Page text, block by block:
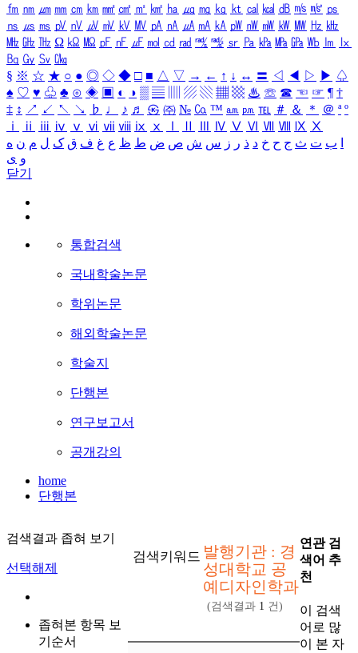
㎙ ㎚ ㎛ ㎜ ㎝ ㎞ ㎟ ㎠ ㎡ ㎢ ㏊ ㎍ ㎎ ㎏ ㏏ ㎈ ㎉ ㏈ ㎧ ㎨ ㎰
㎱ ㎲ ㎳ ㎴ ㎵ ㎶ ㎷ ㎸ ㎹ ㎀ ㎁ ㎂ ㎃ ㎄ ㎺ ㎻ ㎽ ㎾ ㎿ ㎐ ㎑
㎒ ㎓ ㎔ Ω ㏀ ㏁ ㎊ ㎋ ㎌ ㏖ ㏅ ㎭ ㎮ ㎯ ㏛ ㎩ ㎪ ㎫ ㎬ ㏝ ㏐
㏓
㏃ ㏉ ㏜ ㏆
§ ※ ☆ ★ ○ ● ◎ ◇ ◆ □ ■ △ ▽ → ← ↑ ↓ ↔ 〓 ◁ ◀ ▷ ▶ ♤
♠ ♡ ♥ ♧ ♣ ⊙ ◈ ▣ ◐ ◑ ▒ ▤ ▨ ▧ ▦ ▩ ♨ ☏ ☎ ☜ ☞ ¶ †
‡ ↕ ↗ ↙ ↖ ↘ ♭ ♩ ♪ ♬ ㉿ ㈜ № ㏇ ™ ㏂ ㏘ ℡ ＃ ＆ ＊ ＠ ª º
ⅰ
ⅱ ⅲ ⅳ ⅴ ⅵ ⅶ ⅷ ⅸ ⅹ Ⅳ Ⅴ Ⅵ Ⅶ Ⅷ Ⅸ Ⅹ
ب ت ث ج ح خ د ذ ر ز س ش ص ض ط ظ ع غ ف ق ک ل م ن ه
و ی
닫기
통합검색
국내학술논문
학위논문
해외학술논문
학술지
단행본
연구보고서
공개강의
home
단행본
검색결과 좁혀 보기
선택해제
좁혀본 항목 보
기순서
검색키워드 발행기관 : 경
성대학교 공
예디자인학과
(검색결과 1 건)
연관 검
색어 추
천
이 검색
어로 많
이 본 자